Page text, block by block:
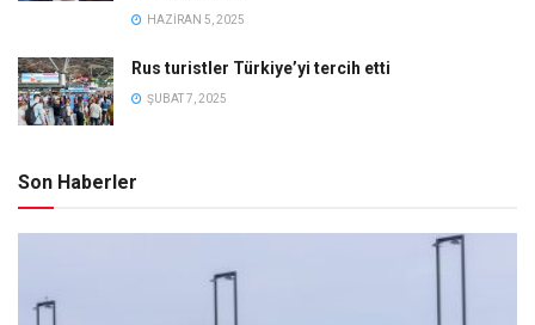
HAZIRAN 5, 2025
Rus turistler Türkiye’yi tercih etti
ŞUBAT 7, 2025
Son Haberler